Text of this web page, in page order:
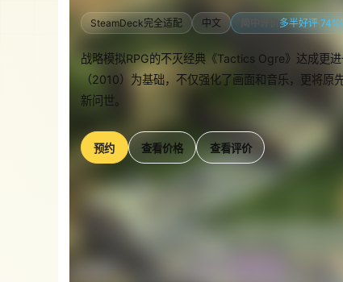
SteamDeck完全适配 中文 多半好评 74%
战略模拟RPG的不灭经典《Tactics Ogre》达成更
（2010）为基础，不仅强化了画面和音乐，更将
新问世。
预约 查看价格 查看评价